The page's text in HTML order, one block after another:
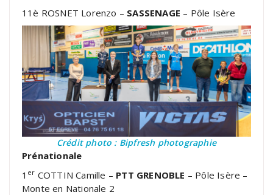
11è ROSNET Lorenzo – SASSENAGE – Pôle Isère
Crédit photo : Bipfresh photographie
Prénationale
1 er COTTIN Camille – PTT GRENOBLE – Pôle Isère –
Monte en Nationale 2